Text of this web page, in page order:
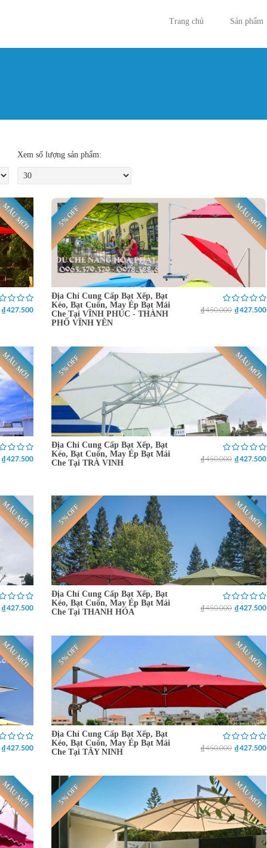
Trang chủ
Sản phẩm
Xem số lượng sản phẩm:
MẪU MỚI
₫ 427.500
5% OFF MẪU MỚI
Địa Chỉ Cung Cấp Bạt Xếp, Bạt
Kéo, Bạt Cuốn, May Ép Bạt Mái
Che Tại VĨNH PHÚC - THÀNH
PHỐ VĨNH YÊN
₫ 450.000 ₫ 427.500
MẪU MỚI
₫ 427.500
5% OFF MẪU MỚI
Địa Chỉ Cung Cấp Bạt Xếp, Bạt
Kéo, Bạt Cuốn, May Ép Bạt Mái
Che Tại TRÀ VINH
₫ 450.000 ₫ 427.500
MẪU MỚI
₫ 427.500
5% OFF MẪU MỚI
Địa Chỉ Cung Cấp Bạt Xếp, Bạt
Kéo, Bạt Cuốn, May Ép Bạt Mái
Che Tại THANH HÓA
₫ 450.000 ₫ 427.500
MẪU MỚI
₫ 427.500
5% OFF MẪU MỚI
Địa Chỉ Cung Cấp Bạt Xếp, Bạt
Kéo, Bạt Cuốn, May Ép Bạt Mái
Che Tại TÂY NINH
₫ 450.000 ₫ 427.500
MẪU MỚI 5% OFF MẪU MỚI